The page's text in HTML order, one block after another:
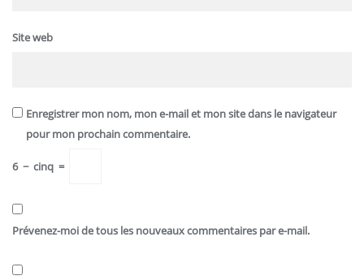
Site web
Enregistrer mon nom, mon e-mail et mon site dans le navigateur
pour mon prochain commentaire.
6 − cinq =
Prévenez-moi de tous les nouveaux commentaires par e-mail.